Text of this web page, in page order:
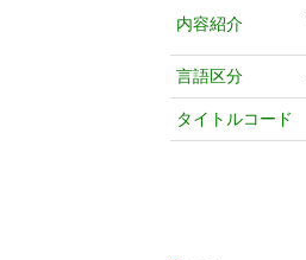
内容紹介
言語区分
タイトルコード